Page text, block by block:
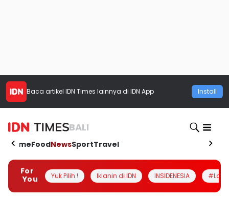
Baca artikel IDN Times lainnya di IDN App Install
BALI
HomeFoodNewsSportTravel
For
You
Yuk Pilih ! Iklanin di IDN INSIDENESIA